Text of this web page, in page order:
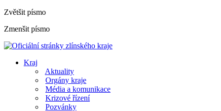
Zvětšit písmo
Zmenšit písmo
Kraj
Aktuality
Orgány kraje
Média a komunikace
Krizové řízení
Pozvánky